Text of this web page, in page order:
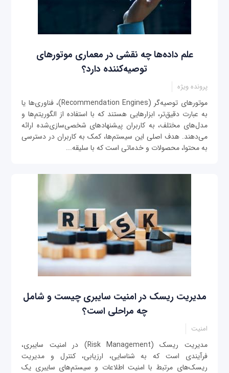
علم داده‌ها چه نقشی در معماری موتورهای
توصیه‌کننده دارد؟
پرونده ویژه
موتورهای توصیه‌گر (Recommendation Engines)، فناوری‌ها یا
به عبارت دقیق‌تر، ابزارهایی هستند که با استفاده از الگوریتم‌ها و
مدل‌های مختلف، به کاربران پیشنهادهای شخصی‌سازی‌شده ارائه
می‌دهند. هدف اصلی این سیستم‌ها، کمک به کاربران در دسترسی
به محتوا، محصولات و خدماتی است که با سلیقه...
مدیریت ریسک در امنیت سایبری چیست و شامل
چه مراحلی است؟
امنیت
مدیریت ریسک (Risk Management) در امنیت سایبری،
فرآیندی است که به شناسایی، ارزیابی، کنترل و مدیریت
ریسک‌های مرتبط با امنیت اطلاعات و سیستم‌های سایبری یک